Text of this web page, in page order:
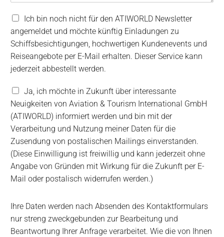
N
w
s
l
e
t
e
r
A
b
o
Ich bin noch nicht für den ATIWORLD Newsletter
angemeldet und möchte künftig Einladungen zu
Schiffsbesichtigungen, hochwertigen Kundenevents und
Reiseangebote per E-Mail erhalten. Dieser Service kann
jederzeit abbestellt werden.
V
e
r
a
r
b
e
i
t
u
u
n
d
Ja, ich möchte in Zukunft über interessante
Neuigkeiten von Aviation & Tourism International GmbH
(ATIWORLD) informiert werden und bin mit der
Verarbeitung und Nutzung meiner Daten für die
Zusendung von postalischen Mailings einverstanden.
(Diese Einwilligung ist freiwillig und kann jederzeit ohne
Angabe von Gründen mit Wirkung für die Zukunft per E-
Mail oder postalisch widerrufen werden.)
Ihre Daten werden nach Absenden des Kontaktformulars
nur streng zweckgebunden zur Bearbeitung und
Beantwortung Ihrer Anfrage verarbeitet. Wie die von Ihnen